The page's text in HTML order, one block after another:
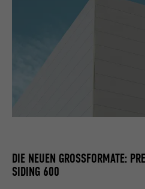
DIE NEUEN GROSSFORMATE:
IDING 600